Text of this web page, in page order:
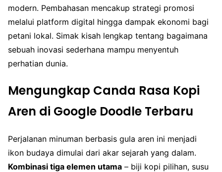
modern. Pembahasan mencakup strategi promosi
melalui platform digital hingga dampak ekonomi bagi
petani lokal. Simak kisah lengkap tentang bagaimana
sebuah inovasi sederhana mampu menyentuh
perhatian dunia.
Mengungkap Canda Rasa Kopi
Aren di Google Doodle Terbaru
Perjalanan minuman berbasis gula aren ini menjadi
ikon budaya dimulai dari akar sejarah yang dalam.
Kombinasi tiga elemen utama – biji kopi pilihan, susu